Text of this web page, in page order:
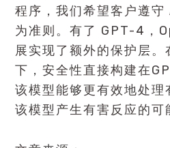
程序，我们希望客户遵
为准则。有了 GPT-4，
展实现了额外的保护层。
下，安全性直接构建在
该模型能够更有效地处理
该模型产生有害反应的可